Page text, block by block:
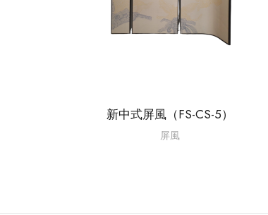
新中式屏風（FS-CS-5）
屏風